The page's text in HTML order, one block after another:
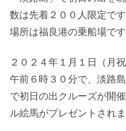
数は先着２００人限定で
場所は福良港の乗船場です
２０２４年１月１日（月
午前６時３０分で、淡路
で初日の出クルーズが開
ル絵馬がプレゼントされま